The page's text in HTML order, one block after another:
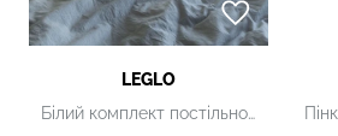
LEGLO
Білий комплект постільної білизни 200х200